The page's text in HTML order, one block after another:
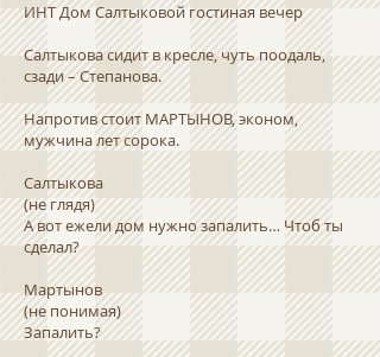
ИНТ Дом Салтыковой гостиная вечер
Салтыкова сидит в кресле, чуть поодаль,
сзади – Степанова.
Напротив стоит МАРТЫНОВ, эконом,
мужчина лет сорока.
Салтыкова
(не глядя)
А вот ежели дом нужно запалить… Чтоб ты
сделал?
Мартынов
(не понимая)
Запалить?